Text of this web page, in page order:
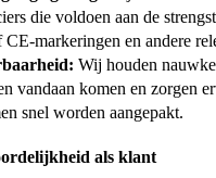
die voldoen aan de
CE-markeringen en andere
Wij houden
vandaan komen en zorgen
snel worden aangepakt.
als klant